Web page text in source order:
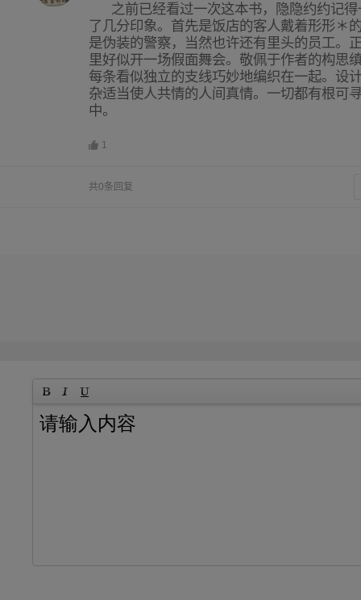
之前已经看过一次这本书，隐隐约约记
了几分印象。首先是饭店的客人戴着形形＊
是伪装的警察，当然也许还有里头的员工。
里好似开一场假面舞会。敬佩于作者的构思
每条看似独立的支线巧妙地编织在一起。设
杂适当使人共情的人间真情。一切都有根可
中。
1
共0条回复